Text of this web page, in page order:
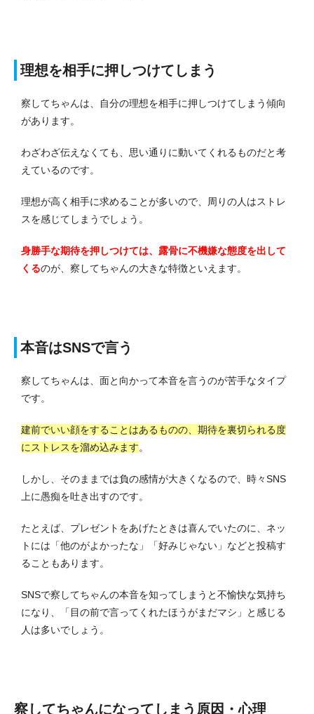
理想を相手に押しつけてしまう
察してちゃんは、自分の理想を相手に押しつけてしまう傾向
があります。
わざわざ伝えなくても、思い通りに動いてくれるものだと考
えているのです。
理想が高く相手に求めることが多いので、周りの人はストレ
スを感じてしまうでしょう。
身勝手な期待を押しつけては、露骨に不機嫌な態度を出して
くるのが、察してちゃんの大きな特徴といえます。
本音はSNSで言う
察してちゃんは、面と向かって本音を言うのが苦手なタイプ
です。
建前でいい顔をすることはあるものの、期待を裏切られる度
にストレスを溜め込みます。
しかし、そのままでは負の感情が大きくなるので、時々SNS
上に愚痴を吐き出すのです。
たとえば、プレゼントをあげたときは喜んでいたのに、ネッ
トには「他のがよかったな」「好みじゃない」などと投稿す
ることもあります。
SNSで察してちゃんの本音を知ってしまうと不愉快な気持ち
になり、「目の前で言ってくれたほうがまだマシ」と感じる
人は多いでしょう。
察してちゃんになってしまう原因・心理